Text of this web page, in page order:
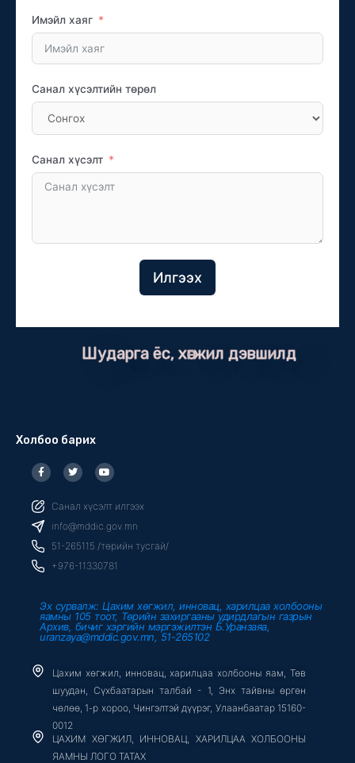
Имэйл хаяг
Санал хүсэлтийн төрөл
Санал хүсэлт
Илгээх
Шударга ёс, хөгжил дэвшилд
Холбоо барих
F
a
c
b
o
o
k
f
T
w
i
t
r
Y
o
u
u
e
Санал хүсэлт илгээх
info@mddic.gov.mn
51-265115 /төрийн тусгай/
+976-11330781
Эх сурвалж: Цахим хөгжил, инновац, харилцаа холбооны
яамны 105 тоот, Төрийн захиргааны удирдлагын газрын
Архив, бичиг хэргийн мэргэжилтэн Б.Уранзаяа,
uranzaya@mddic.gov.mn, 51-265102
Цахим хөгжил, инновац, харилцаа холбооны яам, Төв
шуудан, Сүхбаатарын талбай - 1, Энх тайвны өргөн
чөлөө, 1-р хороо, Чингэлтэй дүүрэг, Улаанбаатар 15160-
0012
ЦАХИМ ХӨГЖИЛ, ИННОВАЦ, ХАРИЛЦАА ХОЛБООНЫ
ЯАМНЫ ЛОГО ТАТАХ